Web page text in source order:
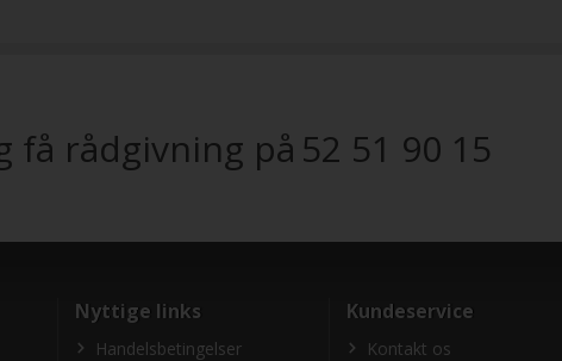
få rådgivning på 52 51 90 15
Nyttige links
Handelsbetingelser
Kundeservice
Kontakt os